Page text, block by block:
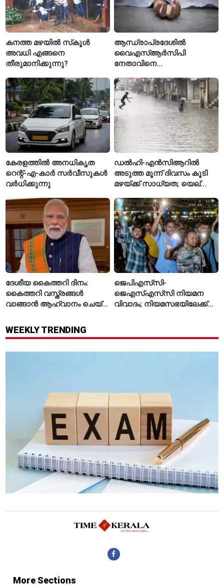
കനത്ത മഴയിൽ സ്‌കൂൾ
അവധി എങ്ങനെ
തീരുമാനിക്കുന്നു?
ആന്ധ്രാപ്രദേശിൽ
വൈഎസ്ആർസിപി
നേതാവിനെ
അന്വേഷണം ആരംഭിച്ച്
പൊലീസ്
കേരളത്തിൽ അനധികൃത
റെന്റ്-എ-കാർ സർവീസുകൾ
വർധിക്കുന്നു
ഡൽഹി-എൻസിആറിൽ
അടുത്ത മൂന്ന് ദിവസം കൂടി
മഴയ്ക്ക് സാധ്യത; യെല്ലോ
ഐഎംഡി
ദേശീയ കൈത്തറി ദിനം:
കൈത്തറി വസ്ത്രങ്ങൾ
വാങ്ങാൻ ആഹ്വാനം ചെയ്ത്
ജെപിഎസ്‌സി-
ജെഎസ്എസ്‌സി നിയമന
വിവാദം; നിയമസഭയിലേക്ക്
WEEKLY TRENDING
More Sections